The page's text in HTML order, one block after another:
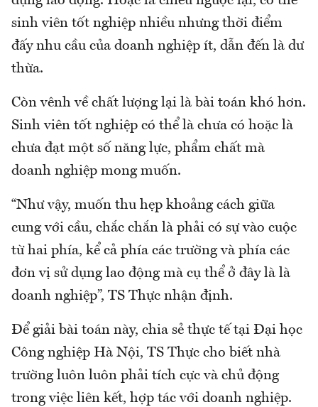
sinh viên tốt nghiệp nhiều nhưng thời điểm
đấy nhu cầu của doanh nghiệp ít, dẫn đến là dư
thừa.
Còn vênh về chất lượng lại là bài toán khó hơn.
Sinh viên tốt nghiệp có thể là chưa có hoặc là
chưa đạt một số năng lực, phẩm chất mà
doanh nghiệp mong muốn.
“Như vậy, muốn thu hẹp khoảng cách giữa
cung với cầu, chắc chắn là phải có sự vào cuộc
từ hai phía, kể cả phía các trường và phía các
đơn vị sử dụng lao động mà cụ thể ở đây là là
doanh nghiệp”, TS Thực nhận định.
Để giải bài toán này, chia sẻ thực tế tại Đại học
Công nghiệp Hà Nội, TS Thực cho biết nhà
trường luôn luôn phải tích cực và chủ động
trong việc liên kết, hợp tác với doanh nghiệp.